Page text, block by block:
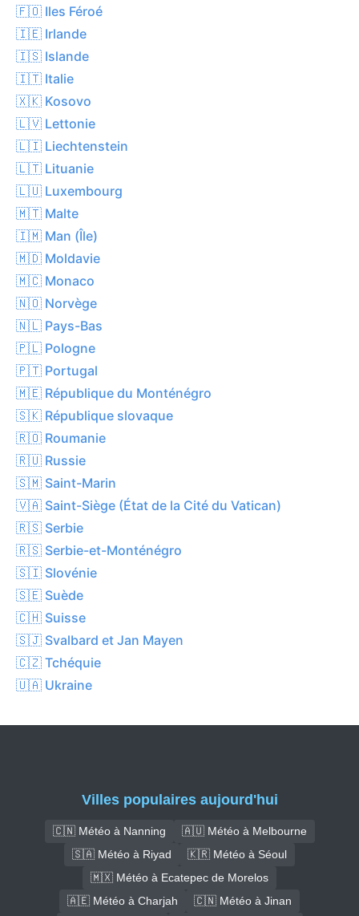
🇫🇴 Iles Féroé
🇮🇪 Irlande
🇮🇸 Islande
🇮🇹 Italie
🇽🇰 Kosovo
🇱🇻 Lettonie
🇱🇮 Liechtenstein
🇱🇹 Lituanie
🇱🇺 Luxembourg
🇲🇹 Malte
🇮🇲 Man (Île)
🇲🇩 Moldavie
🇲🇨 Monaco
🇳🇴 Norvège
🇳🇱 Pays-Bas
🇵🇱 Pologne
🇵🇹 Portugal
🇲🇪 République du Monténégro
🇸🇰 République slovaque
🇷🇴 Roumanie
🇷🇺 Russie
🇸🇲 Saint-Marin
🇻🇦 Saint-Siège (État de la Cité du Vatican)
🇷🇸 Serbie
🇷🇸 Serbie-et-Monténégro
🇸🇮 Slovénie
🇸🇪 Suède
🇨🇭 Suisse
🇸🇯 Svalbard et Jan Mayen
🇨🇿 Tchéquie
🇺🇦 Ukraine
Villes populaires aujourd'hui
🇨🇳 Météo à Nanning
🇦🇺 Météo à Melbourne
🇸🇦 Météo à Riyad
🇰🇷 Météo à Séoul
🇲🇽 Météo à Ecatepec de Morelos
🇦🇪 Météo à Charjah
🇨🇳 Météo à Jinan